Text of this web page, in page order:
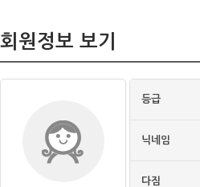
회원정보 보기
등급
닉네임
다짐